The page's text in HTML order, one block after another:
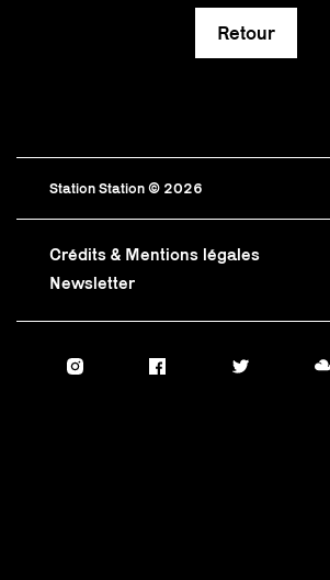
Retour
Station Station © 2026
Crédits & Mentions légales
Newsletter